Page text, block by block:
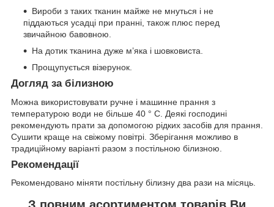
Вироби з таких тканин майже не мнуться і не
піддаються усадці при пранні, також плюс перед
звичайною бавовною.
На дотик тканина дуже м’яка і шовковиста.
Прощупується візерунок.
Догляд за білизною
Можна використовувати ручне і машинне прання з
температурою води не більше 40 ° C. Деякі господині
рекомендують прати за допомогою рідких засобів для прання.
Сушити краще на свіжому повітрі. Зберігання можливо в
традиційному варіанті разом з постільною білизною.
Рекомендації
Рекомендовано міняти постільну білизну два рази на місяць.